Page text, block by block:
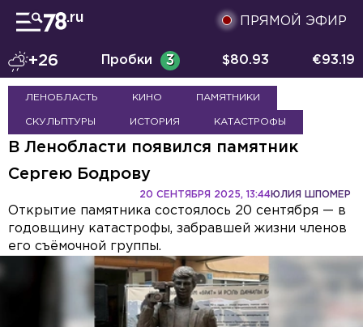
ПРЯМОЙ ЭФИР
+26 Пробки 3 $80.93 €93.19
ЛЕНОБЛАСТЬ КИНО ПАМЯТНИКИ
СКУЛЬПТУРЫ ИСТОРИЯ КАТАСТРОФЫ
В Ленобласти появился памятник
Сергею Бодрову
ЮЛИЯ ШПОМЕР
20 СЕНТЯБРЯ 2025, 13:44
Открытие памятника состоялось 20 сентября — в
годовщину катастрофы, забравшей жизни членов
его съёмочной группы.